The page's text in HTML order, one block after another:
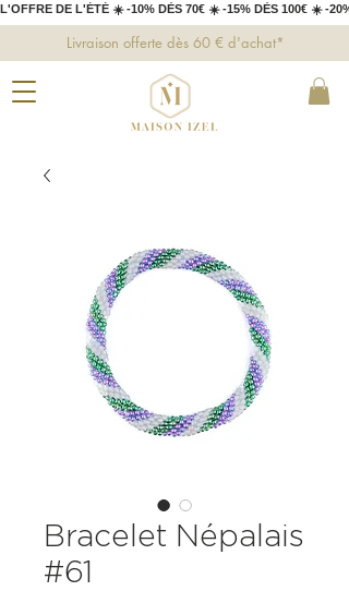
Livraison offerte dès 60 € d'achat*
L'OFFRE DE L'ÉTÉ ☀️ -10% DÈS 70€ ☀️ -15% DÈS 100€ ☀️ -
Bracelet Népalais
#61